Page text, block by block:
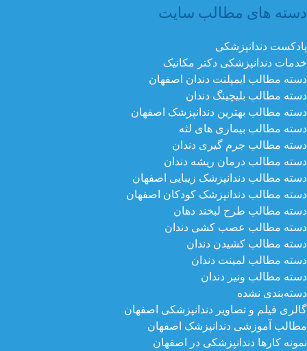
دسته های مطالب سایت
پادکست دندانپزشکی
خدمات دندانپزشکی دکتر مکانیک
دسته مطالب ایمپلنت دندان اصفهان
دسته مطالب بلیچینگ دندان
دسته مطالب بهترین دندانپزشک اصفهان
دسته مطالب بیماری های لثه
دسته مطالب جرم گیری دندان
دسته مطالب درمان ریشه دندان
دسته مطالب دندانپزشک زیبایی اصفهان
دسته مطالب دندانپزشک کودکان اصفهان
دسته مطالب طرح لبخند دهان
دسته مطالب عصب کشی دندان
دسته مطالب کشیدن دندان
دسته مطالب لمینت دندان
دسته مطالب ونیر دندان
دسته‌بندی نشده
گالری فیلم و تصاویر دندانپزشکی اصفهان
مطالب آموزشی دندانپزشک اصفهان
نمونه کارها دندانپزشکی در اصفهان